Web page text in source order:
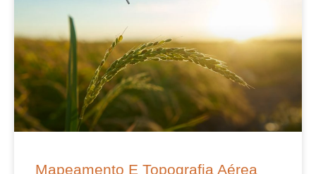
Mapeamento E Topografia Aérea